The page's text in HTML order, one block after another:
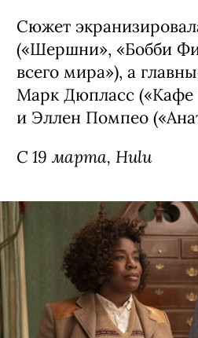
Сюжет
(«Шершни», «Бобби
всего мира»), а
Марк Дюпласс («Кафе
и Эллен Помпео
C 19 марта, Hulu